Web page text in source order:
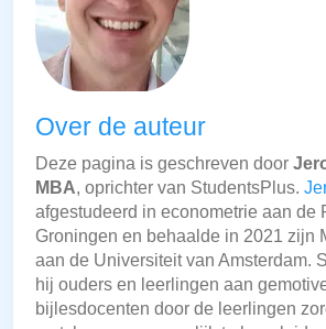
Over de auteur
Deze pagina is geschreven door
MBA, oprichter van StudentsPlus.
afgestudeerd in econometrie aan de
Groningen en behaalde in 2021 zijn
aan de Universiteit van Amsterdam.
hij ouders en leerlingen aan
bijlesdocenten door de leerlingen